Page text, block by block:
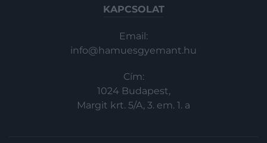
KAPCSOLAT
Email:
info@hamuesgyemant.hu
Cím:
1024 Budapest,
Margit krt. 5/A, 3. em. 1. a